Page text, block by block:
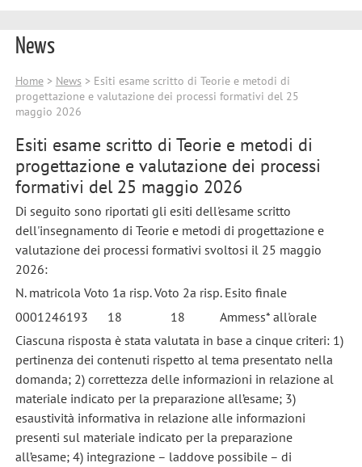
News
Home> News > Esiti esame scritto di Teorie e metodi di
progettazione e valutazione dei processi formativi del 25
maggio 2026
Esiti esame scritto di Teorie e metodi di
progettazione e valutazione dei processi
formativi del 25 maggio 2026
Di seguito sono riportati gli esiti dell'esame scritto
dell'insegnamento di Teorie e metodi di progettazione e
valutazione dei processi formativi svoltosi il 25 maggio
2026:
N. matricola Voto 1a risp. Voto 2a risp. Esito finale
0001246193 18 18 Ammess* all'orale
Ciascuna risposta è stata valutata in base a cinque criteri: 1)
pertinenza dei contenuti rispetto al tema presentato nella
domanda; 2) correttezza delle informazioni in relazione al
materiale indicato per la preparazione all’esame; 3)
esaustività informativa in relazione alle informazioni
presenti sul materiale indicato per la preparazione
all’esame; 4) integrazione – laddove possibile – di